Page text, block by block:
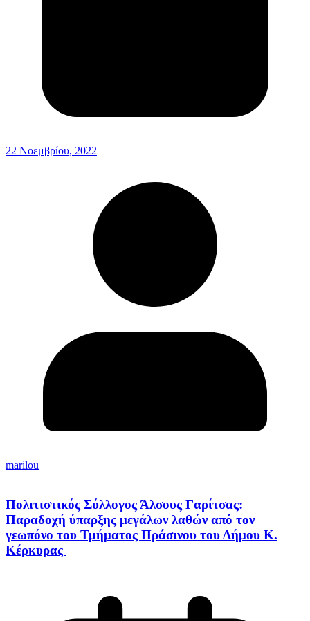
22 Νοεμβρίου, 2022
marilou
Πολιτιστικός Σύλλογος Άλσους Γαρίτσας:
Παραδοχή ύπαρξης μεγάλων λαθών από τον
γεωπόνο του Τμήματος Πράσινου του Δήμου Κ.
Κέρκυρας